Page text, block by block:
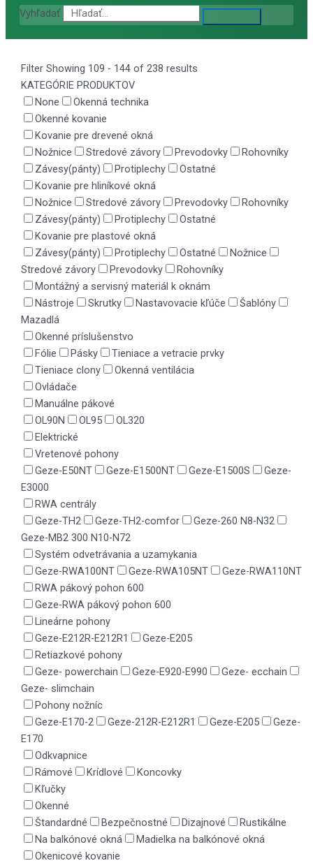
Vyhľadať
FilterShowing 109 - 144 of 238 results
KATEGÓRIE PRODUKTOV
None
Okenná technika
Okenné kovanie
Kovanie pre drevené okná
Nožnice
Stredové závory Prevodovky
Rohovníky
Závesy(pánty)
Protiplechy
Ostatné
Kovanie pre hliníkové okná
Nožnice
Stredové závory Prevodovky
Rohovníky
Závesy(pánty)
Protiplechy
Ostatné
Kovanie pre plastové okná
Závesy(pánty)
Protiplechy Ostatné
Nožnice
Stredové závory
Prevodovky
Rohovníky
Montážný a servisný materiál k oknám
Nástroje
Skrutky Nastavovacie kľúče
Šablóny
Mazadlá
Okenné príslušenstvo
Fólie
Pásky
Tieniace a vetracie prvky
Tieniace clony
Okenná ventilácia
Ovládače
Manuálne pákové
OL90N
OL95
OL320
Elektrické
Vretenové pohony
Geze-E50NT
Geze-E1500NT Geze-E1500S
Geze-
E3000
RWA centrály
Geze-TH2
Geze-TH2-comfor
Geze-260 N8-N32
Geze-MB2 300 N10-N72
Systém odvetrávania a uzamykania
Geze-RWA100NT
Geze-RWA105NT
Geze-RWA110NT
RWA pákový pohon 600
Geze-RWA pákový pohon 600
Lineárne pohony
Geze-E212R-E212R1
Geze-E205
Retiazkové pohony
Geze- powerchain
Geze-E920-E990
Geze- ecchain
Geze- slimchain
Pohony nožníc
Geze-E170-2
Geze-212R-E212R1 Geze-E205
Geze-
E170
Odkvapnice
Rámové
Krídlové
Koncovky
Kľučky
Okenné
Štandardné
Bezpečnostné Dizajnové
Rustikálne
Na balkónové okná
Madielka na balkónové okná
Okenicové kovanie